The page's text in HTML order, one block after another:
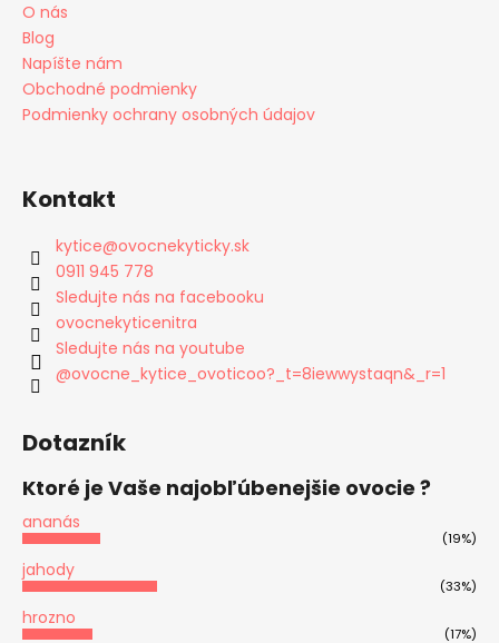
O nás
Blog
Napíšte nám
Obchodné podmienky
Podmienky ochrany osobných údajov
Kontakt
kytice@ovocnekyticky.sk
0911 945 778
Sledujte nás na facebooku
ovocnekyticenitra
Sledujte nás na youtube
@ovocne_kytice_ovoticoo?_t=8iewwystaqn&_r=1
Dotazník
Ktoré je Vaše najobľúbenejšie ovocie ?
ananás
(19%)
jahody
(33%)
hrozno
(17%)